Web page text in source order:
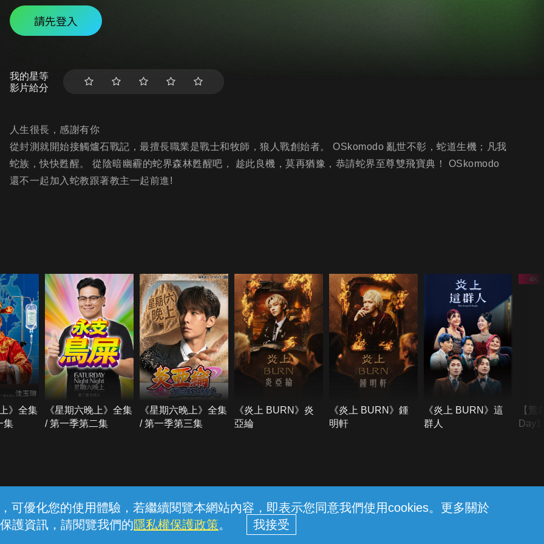
可優化您的使用體驗，若繼續閱覽本網站內容，即表示您同意我們使用cookies。更多關於
護資訊，請閱覽我們的隱私權保護政策。
請先登入
我的星等
影片給分
人生很長，感謝有你
從封測就開始接觸爐石戰記，最擅長職業是戰士和牧師，狼人戰創始者。 OSkomodo 亂世不彰，蛇道生機；凡我
蛇族，快快甦醒。 從陰暗幽霾的蛇界森林甦醒吧， 趁此良機，莫再猶豫，恭請蛇界至尊雙飛寶典！ OSkomodo
還不一起加入蛇教跟著教主一起前進!
》全集
集
《星期六晚上》全集
/ 第一季第二集
《星期六晚上》全集
/ 第一季第三集
《炎上 BURN》炎
亞綸
《炎上 BURN》鍾
明軒
《炎上 BURN》這
群人
【荒
線上客服 服務條款 隱私權保護
中華電信股份有限公司個人家庭分公司 (統一編號：96979949) © 2026